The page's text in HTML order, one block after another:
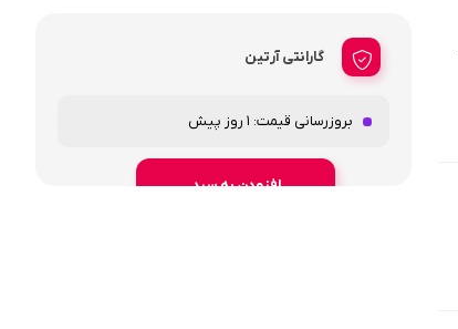
گارانتی آرتین
بروزرسانی قیمت: 1 روز پیش
افزودن به سبد